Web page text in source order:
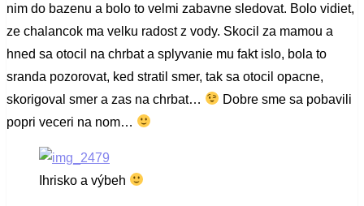
nim do bazenu a bolo to velmi zabavne sledovat. Bolo vidiet,
ze chalancok ma velku radost z vody. Skocil za mamou a
hned sa otocil na chrbat a splyvanie mu fakt islo, bola to
sranda pozorovat, ked stratil smer, tak sa otocil opacne,
skorigoval smer a zas na chrbat…
Dobre sme sa pobavili
popri veceri na nom…
Ihrisko a výbeh